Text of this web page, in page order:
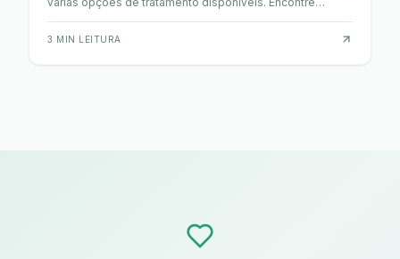
soluções para melhorar o seu sono.
3 MIN LEITURA